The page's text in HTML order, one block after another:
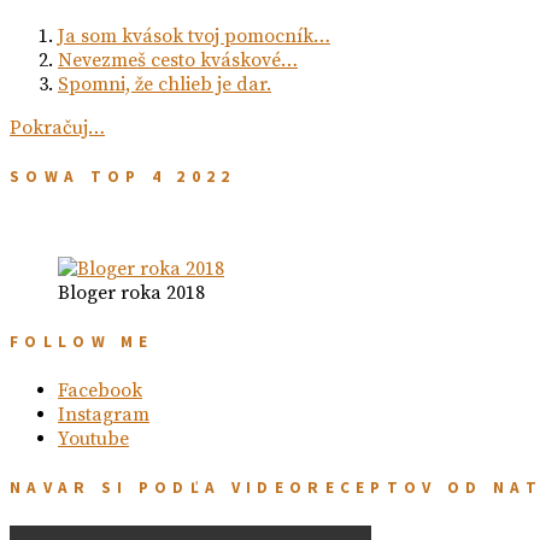
Ja som kvások tvoj pomocník…
Nevezmeš cesto kváskové…
Spomni, že chlieb je dar.
Pokračuj…
SOWA TOP 4 2022
Bloger roka 2018
FOLLOW ME
Facebook
Instagram
Youtube
NAVAR SI PODĽA VIDEORECEPTOV OD